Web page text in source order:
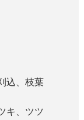
込、枝葉
キ、ツツ